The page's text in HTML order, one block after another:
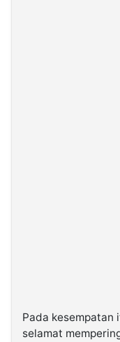
Pada kesempatan
selamat